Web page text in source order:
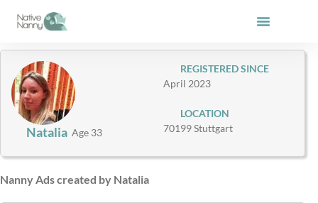
NataliaAge 33
REGISTERED SINCE
April 2023
LOCATION
70199 Stuttgart
Nanny Ads created by Natalia